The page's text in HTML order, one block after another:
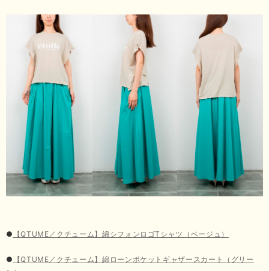
● 【QTUME／クチューム】綿シフォンロゴTシャツ（ベージュ）
●
【QTUME／クチューム】綿ローンポケットギャザースカート（グリー